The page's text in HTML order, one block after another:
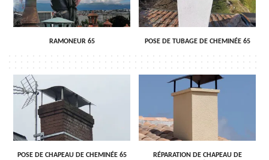
RAMONEUR 65 POSE DE TUBAGE DE CHEMINÉE 65
POSE DE CHAPEAU DE CHEMINÉE 65
RÉPARATION DE CHAPEAU DE